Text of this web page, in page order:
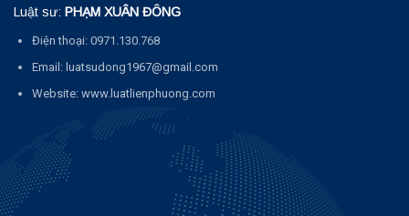
Luật sư: PHẠM XUÂN ĐÔNG
Điện thoại: 0971.130.768
Email: luatsudong1967@gmail.com
Website: www.luatlienphuong.com